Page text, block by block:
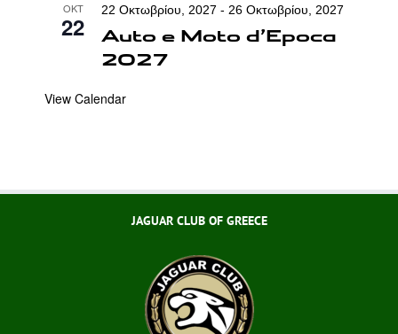
ΟΚΤ
22
22 Οκτωβρίου, 2027 - 26 Οκτωβρίου, 2027
Auto e Moto d’Epoca
2027
View Calendar
JAGUAR CLUB OF GREECE